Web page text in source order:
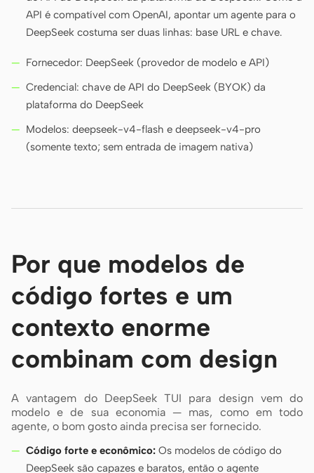
API é compatível com OpenAI, apontar um agente para o
DeepSeek costuma ser duas linhas: base URL e chave.
Fornecedor: DeepSeek (provedor de modelo e API)
Credencial: chave de API do DeepSeek (BYOK) da
plataforma do DeepSeek
Modelos: deepseek-v4-flash e deepseek-v4-pro
(somente texto; sem entrada de imagem nativa)
Por que modelos de
código fortes e um
contexto enorme
combinam com design
A vantagem do DeepSeek TUI para design vem do
modelo e de sua economia — mas, como em todo
agente, o bom gosto ainda precisa ser fornecido.
Código forte e econômico: Os modelos de código do
DeepSeek são capazes e baratos, então o agente